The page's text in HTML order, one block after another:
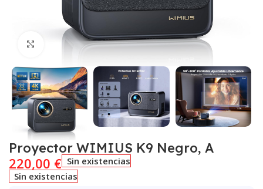
Click to enlarge
Proyector WIMIUS K9 Negro, A
220,00 € Sin existencias
Sin existencias